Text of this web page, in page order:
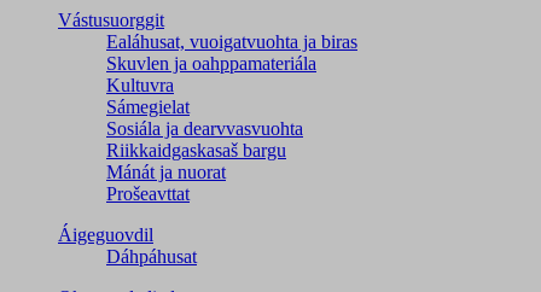
Vástusuorggit
Ealáhusat, vuoigatvuohta ja biras
Skuvlen ja oahppamateriála
Kultuvra
Sámegielat
Sosiála ja dearvvasvuohta
Riikkaidgaskasaš bargu
Mánát ja nuorat
Prošeavttat
Áigeguovdil
Dáhpáhusat